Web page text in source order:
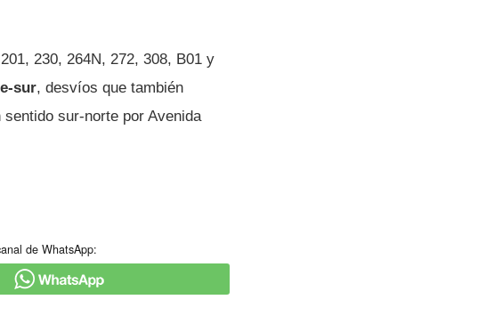
230, 264N, 272, 308, B01 y
sur, desvíos que también
sur-norte por Avenida
de WhatsApp: